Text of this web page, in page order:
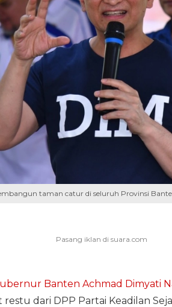
taman catur di seluruh Provinsi
Banten Achmad Dimyati
dari DPP Partai Keadilan